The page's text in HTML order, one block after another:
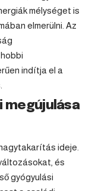
mélységet is
elmerülni. Az
indítja el a
megújulása
ideje.
és
gyógyulási